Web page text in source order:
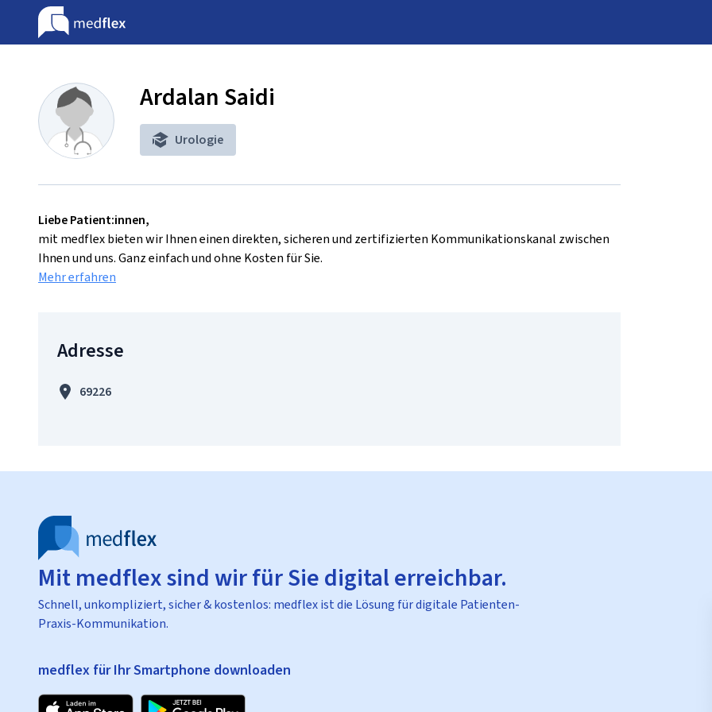
Ardalan Saidi
Urologie
Liebe Patient:innen,
mit medflex bieten wir Ihnen einen direkten, sicheren und zertifizierten Kommunikationskanal zwischen
Ihnen und uns. Ganz einfach und ohne Kosten für Sie.
Mehr erfahren
Adresse
69226
Mit medflex sind wir für Sie digital erreichbar.
Schnell, unkompliziert, sicher & kostenlos: medflex ist die Lösung für digitale Patienten-
Praxis-Kommunikation.
medflex für Ihr Smartphone downloaden